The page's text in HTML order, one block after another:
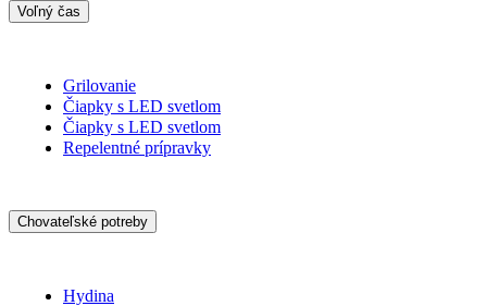
Voľný čas
Grilovanie
Čiapky s LED svetlom
Čiapky s LED svetlom
Repelentné prípravky
Chovateľské potreby
Hydina